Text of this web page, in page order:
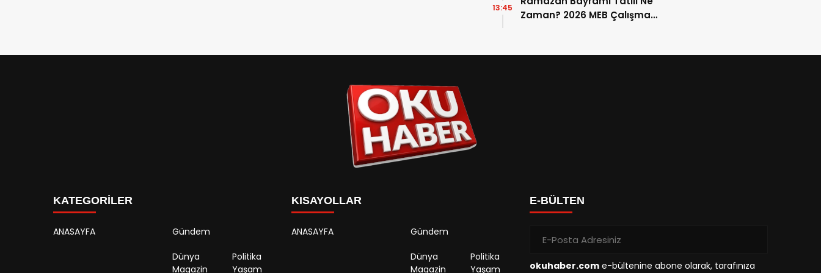
Zaman? 2026 MEB Çalışma
13:45
KATEGORİLER
ANASAYFA Gündem
Dünya
Politika
Magazin
Yaşam
KISAYOLLAR
ANASAYFA Gündem
Dünya
Politika
Magazin
Yaşam
E-BÜLTEN
okuhaber.com e-bültenine abone olarak, tarafınıza